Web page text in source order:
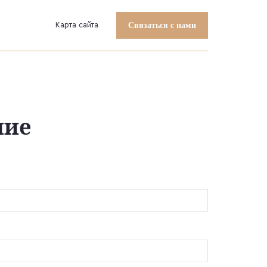
Карта сайта Связаться с нами